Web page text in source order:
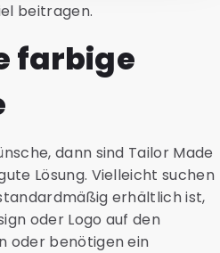
beitragen.
farbige
dann sind Tailor Made
Lösung. Vielleicht suchen
erhältlich ist,
oder Logo auf den
oder benötigen ein